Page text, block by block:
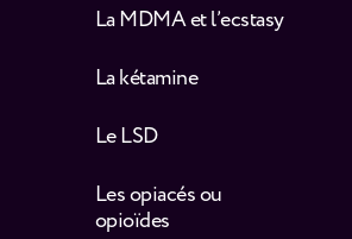
La MDMA et l’ecstasy
La kétamine
Le LSD
Les opiacés ou
opioïdes